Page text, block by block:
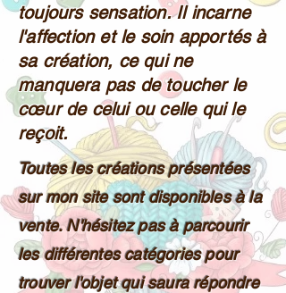
toujours sensation. Il incarne
l'affection et le soin apportés à
sa création, ce qui ne
manquera pas de toucher le
cœur de celui ou celle qui le
reçoit.
Toutes les créations présentées
sur mon site sont disponibles à la
vente. N'hésitez pas à parcourir
les différentes catégories pour
trouver l'objet qui saura répondre